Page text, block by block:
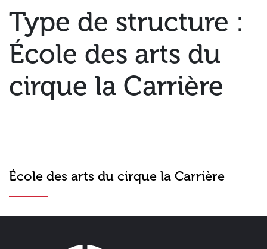
Type de structure :
École des arts du
cirque la Carrière
École des arts du cirque la Carrière